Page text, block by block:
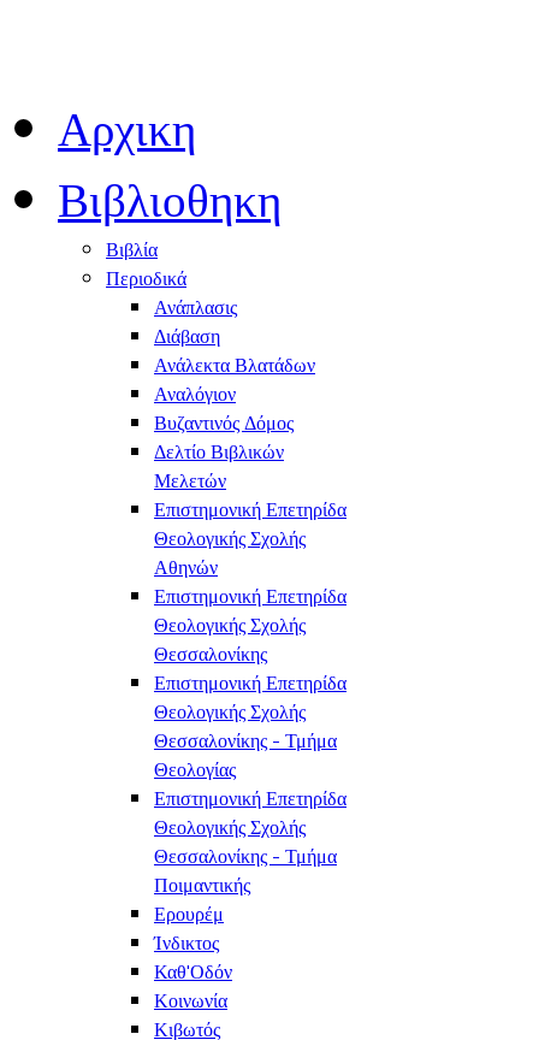
Αρχικη
Βιβλιοθηκη
Βιβλία
Περιοδικά
Ανάπλασις
Διάβαση
Ανάλεκτα Βλατάδων
Αναλόγιον
Βυζαντινός Δόμος
Δελτίο Βιβλικών
Μελετών
Επιστημονική Επετηρίδα
Θεολογικής Σχολής
Αθηνών
Επιστημονική Επετηρίδα
Θεολογικής Σχολής
Θεσσαλονίκης
Επιστημονική Επετηρίδα
Θεολογικής Σχολής
Θεσσαλονίκης - Τμήμα
Θεολογίας
Επιστημονική Επετηρίδα
Θεολογικής Σχολής
Θεσσαλονίκης - Τμήμα
Ποιμαντικής
Ερουρέμ
Ίνδικτος
Καθ'Οδόν
Κοινωνία
Κιβωτός